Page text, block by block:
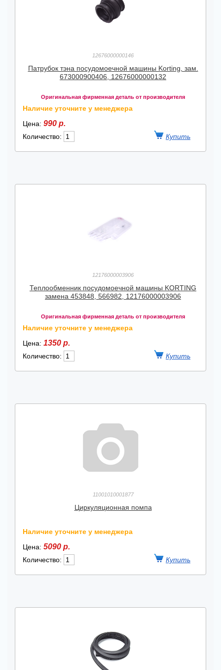
12676000000146
Патрубок тэна посудомоечной машины Korting, зам.
673000900406, 12676000000132
Оригинальная фирменная деталь от производителя
Наличие уточните у менеджера
Цена: 990 р.
Количество:
12176000003906
Теплообменник посудомоечной машины KORTING
замена 453848, 566982, 12176000003906
Оригинальная фирменная деталь от производителя
Наличие уточните у менеджера
Цена: 1350 р.
Количество:
11001010001877
Циркуляционная помпа
Наличие уточните у менеджера
Цена: 5090 р.
Количество: